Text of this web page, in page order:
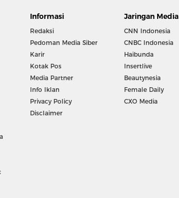
Informasi
Redaksi
Pedoman Media Siber
Karir
Kotak Pos
Media Partner
Info Iklan
Privacy Policy
Disclaimer
Jaringan Media
CNN Indonesia
CNBC Indonesia
Haibunda
Insertlive
Beautynesia
Female Daily
CXO Media